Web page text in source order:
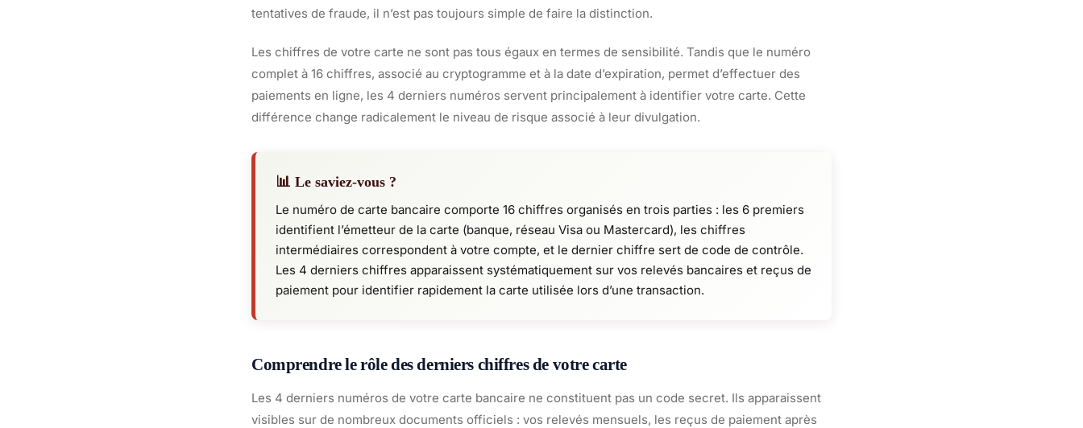
tentatives de fraude, il n’est pas toujours simple de faire la distinction.
Les chiffres de votre carte ne sont pas tous égaux en termes de sensibilité. Tandis que le numéro
complet à 16 chiffres, associé au cryptogramme et à la date d’expiration, permet d’effectuer des
paiements en ligne, les 4 derniers numéros servent principalement à identifier votre carte. Cette
différence change radicalement le niveau de risque associé à leur divulgation.
📊 Le saviez-vous ?
Le numéro de carte bancaire comporte 16 chiffres organisés en trois parties : les 6 premiers
identifient l’émetteur de la carte (banque, réseau Visa ou Mastercard), les chiffres
intermédiaires correspondent à votre compte, et le dernier chiffre sert de code de contrôle.
Les 4 derniers chiffres apparaissent systématiquement sur vos relevés bancaires et reçus de
paiement pour identifier rapidement la carte utilisée lors d’une transaction.
Comprendre le rôle des derniers chiffres de votre carte
Les 4 derniers numéros de votre carte bancaire ne constituent pas un code secret. Ils apparaissent
visibles sur de nombreux documents officiels : vos relevés mensuels, les reçus de paiement après